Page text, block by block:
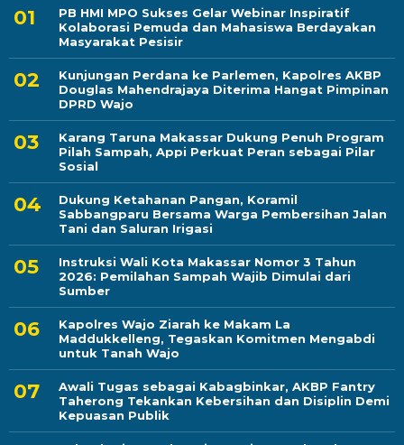
PB HMI MPO Sukses Gelar Webinar Inspiratif
Kolaborasi Pemuda dan Mahasiswa Berdayakan
Masyarakat Pesisir
Kunjungan Perdana ke Parlemen, Kapolres AKBP
Douglas Mahendrajaya Diterima Hangat Pimpinan
DPRD Wajo
Karang Taruna Makassar Dukung Penuh Program
Pilah Sampah, Appi Perkuat Peran sebagai Pilar
Sosial
Dukung Ketahanan Pangan, Koramil
Sabbangparu Bersama Warga Pembersihan Jalan
Tani dan Saluran Irigasi
Instruksi Wali Kota Makassar Nomor 3 Tahun
2026: Pemilahan Sampah Wajib Dimulai dari
Sumber
Kapolres Wajo Ziarah ke Makam La
Maddukkelleng, Tegaskan Komitmen Mengabdi
untuk Tanah Wajo
Awali Tugas sebagai Kabagbinkar, AKBP Fantry
Taherong Tekankan Kebersihan dan Disiplin Demi
Kepuasan Publik